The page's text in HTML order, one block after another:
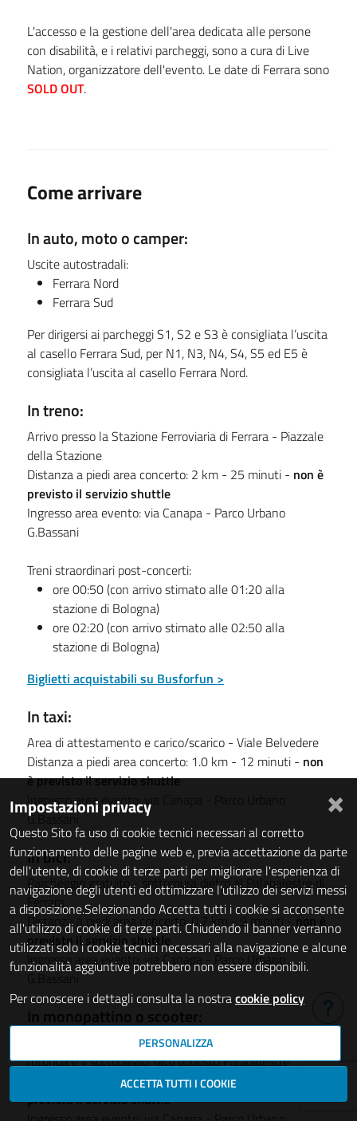
L'accesso e la gestione dell'area dedicata alle persone
con disabilità, e i relativi parcheggi, sono a cura di Live
Nation, organizzatore dell'evento. Le date di Ferrara sono
SOLD OUT.
Come arrivare
In auto, moto o camper:
Uscite autostradali:
Ferrara Nord
Ferrara Sud
Per dirigersi ai parcheggi S1, S2 e S3 è consigliata l’uscita
al casello Ferrara Sud, per N1, N3, N4, S4, S5 ed E5 è
consigliata l’uscita al casello Ferrara Nord.
In treno:
Arrivo presso la Stazione Ferroviaria di Ferrara - Piazzale
della Stazione
Distanza a piedi area concerto: 2 km - 25 minuti - non è
previsto il servizio shuttle
Ingresso area evento: via Canapa - Parco Urbano
G.Bassani
Treni straordinari post-concerti:
ore 00:50 (con arrivo stimato alle 01:20 alla
stazione di Bologna)
ore 02:20 (con arrivo stimato alle 02:50 alla
stazione di Bologna)
Biglietti acquistabili su Busforfun >
In taxi:
Area di attestamento e carico/scarico - Viale Belvedere
Distanza a piedi area concerto: 1.0 km - 12 minuti - non
è previsto il servizio shuttle
Ingresso area evento: via Canapa - Parco Urbano
G.Bassani
In bici:
Parcheggio gratuito - sottomura dietro al Palapalestre di
Ferrara
Distanza a piedi area concerto: 0.7 km - 9 minuti - non è
previsto il servizio shuttle
Ingresso area evento: via Canapa - Parco Urbano
G.Bassani
Parcheggio gratuito - viale Francesco Tumiati, tra la
rotonda e il sottopasso, lato opposto Palapalestre
Distanza a piedi area concerto: 0.6 km - 8 minuti -
previsto il servizio shuttle
×
Impostazioni privacy
Questo Sito fa uso di cookie tecnici necessari al corretto
funzionamento delle pagine web e, previa accettazione da parte
dell'utente, di cookie di terze parti per migliorare l'esperienza di
navigazione degli utenti ed ottimizzare l'utilizzo dei servizi messi
a disposizione.Selezionando Accetta tutti i cookie si acconsente
all'utilizzo di cookie di terze parti. Chiudendo il banner verranno
utilizzati solo i cookie tecnici necessari alla navigazione e alcune
funzionalità aggiuntive potrebbero non essere disponibili.
Per conoscere i dettagli consulta la nostracookie policy
PERSONALIZZA
ACCETTA TUTTI I COOKIE
Hai